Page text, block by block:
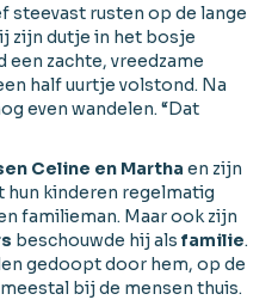
steevast rusten op de lange
zijn dutje in het bosje
een zachte, vreedzame
half uurtje volstond. Na
even wandelen. “Dat
Celine en Martha en zijn
hun kinderen regelmatig
familieman. Maar ook zijn
beschouwde hij als familie.
gedoopt door hem, op de
bij de mensen thuis.